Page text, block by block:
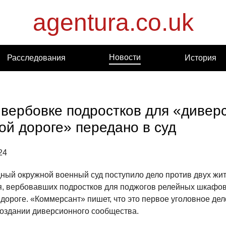
agentura.co.uk
Расследования Новости История
подростков для
дороге» передано в суд
окружной военный суд поступило дело против двух
вербовавших подростков для поджогов релейных шкафов
«Коммерсант» пишет, что это первое уголовное
диверсионного сообщества.